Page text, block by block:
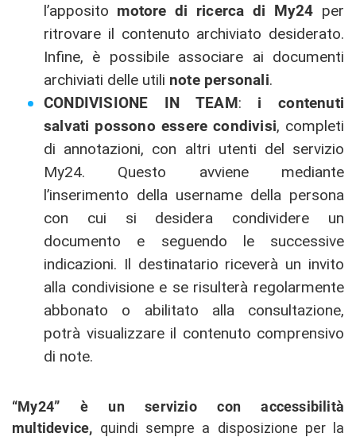
l’apposito motore di ricerca di My24 per
ritrovare il contenuto archiviato desiderato.
Infine, è possibile associare ai documenti
archiviati delle utili note personali.
CONDIVISIONE IN TEAM: i contenuti
salvati possono essere condivisi, completi
di annotazioni, con altri utenti del servizio
My24. Questo avviene mediante
l’inserimento della username della persona
con cui si desidera condividere un
documento e seguendo le successive
indicazioni. Il destinatario riceverà un invito
alla condivisione e se risulterà regolarmente
abbonato o abilitato alla consultazione,
potrà visualizzare il contenuto comprensivo
di note.
“My24” è un servizio con accessibilità
multidevice, quindi sempre a disposizione per la